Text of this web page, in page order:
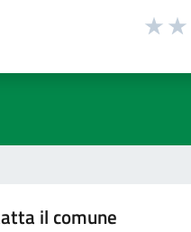
il comune